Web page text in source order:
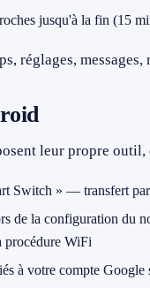
jusqu'à la fin (15
réglages,
leur propre
Switch » — transfert
de la configuration du
procédure WiFi
à votre compte